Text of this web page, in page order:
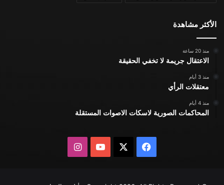
الأكثر مشاهدة
منذ 20 ساعة
الاعتقال جريمة لا تخفي الحقيقة
منذ 3 أيام
معتقلات الرأي
منذ 4 أيام
المحاكمات الصورية لاسكات الاصوات المستقلة
فيسبوك يوتيوبانستقرام